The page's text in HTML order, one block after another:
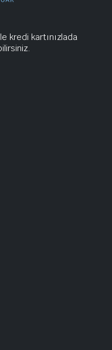
kredi kartınızlada